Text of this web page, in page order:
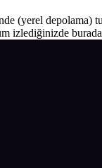
(yerel depolama)
izlediğinizde